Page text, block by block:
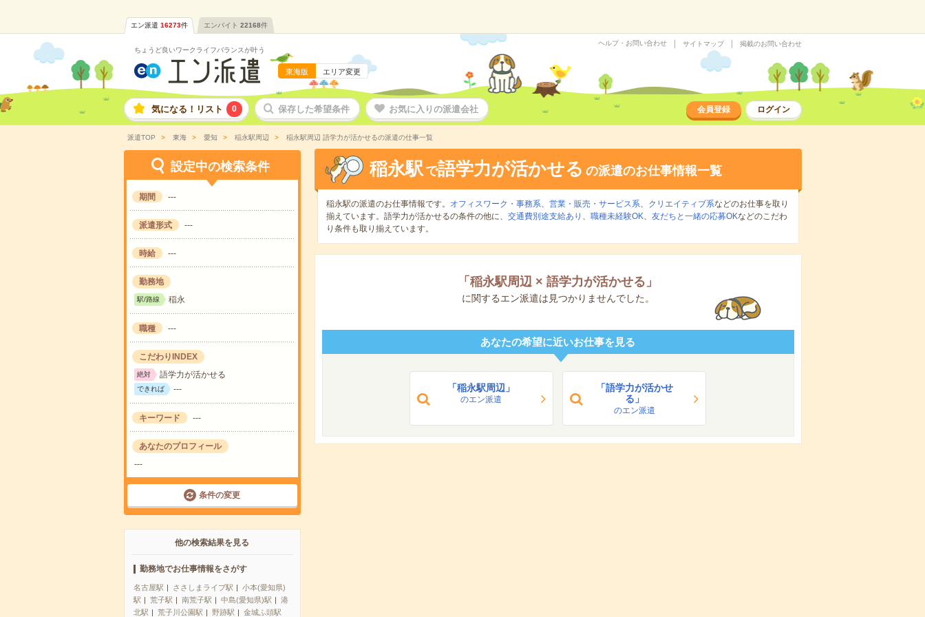
エン派遣 16273件 エンバイト 22168件
ちょうど良いワークライフバランスが叶う
東海版 エリア変更
ヘルプ・お問い合わせ サイトマップ 掲載のお問い合わせ
気になる！リスト 0 保存した希望条件 お気に入りの派遣会社 会員登録 ログイン
派遣TOP 東海 愛知 稲永駅周辺 稲永駅周辺 語学力が活かせるの派遣の仕事一覧
設定中の検索条件
期間 ---
派遣形式 ---
時給 ---
勤務地
駅/路線 稲永
職種 ---
こだわりINDEX
絶対 語学力が活かせる
できれば ---
キーワード ---
あなたのプロフィール
---
条件の変更
他の検索結果を見る
勤務地でお仕事情報をさがす
名古屋駅 ささしまライブ駅
小本(愛知県)
駅
荒子駅 南荒子駅 中島(愛知県)駅
港
北駅
荒子川公園駅 野跡駅 金城ふ頭駅
稲永駅 で語学力が活かせる の派遣のお仕事情報一覧
稲永駅の派遣のお仕事情報です。 オフィスワーク・事務系、 営業・販売・サービス系、 クリエイティブ系などのお仕事を取り
揃えています。語学力が活かせるの条件の他に、 交通費別途支給あり 、 職種未経験OK、 友だちと一緒の応募OKなどのこだわ
り条件も取り揃えています。
「 稲永駅周辺 × 語学力が活かせる 」
に関するエン派遣は見つかりませんでした。
あなたの希望に近いお仕事を見る
「稲永駅周辺」
のエン派遣
「語学力が活かせ
る」
のエン派遣